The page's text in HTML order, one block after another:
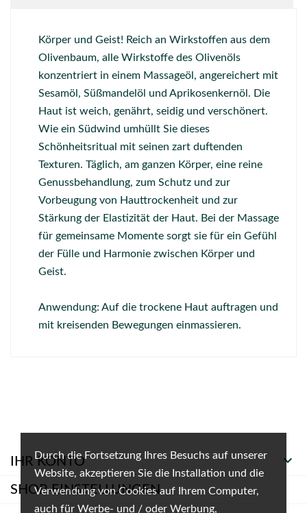
Durch die Fortsetzung Ihres Besuchs auf unserer
Website, akzeptieren Sie die Installation und die
Verwendung von Cookies auf Ihrem Computer,
auch für Werbe- und / oder Werbung,
Körper und Geist! Reich an Wirkstoffen aus dem
Olivenbaum, alle Wirkstoffe des Olivenöls
konzentriert in einem Massageöl, angereichert mit
Sesamöl, Süßmandelöl und Aprikosenkernöl. Die
Haut ist weich, genährt, seidig und verschönert.
Wie ein Südwind umhüllt Sie dieses
Schönheitsritual mit seinen zart duftenden
Texturen. Täglich, am ganzen Körper, eine reine
Genussbehandlung, zum Schutz und zur
Vorbeugung von Hauttrockenheit und zur
Stärkung der Elastizität der Haut. Bei der Massage
für gemeinsame Momente sorgt sie für ein Gefühl
der Fülle und Harmonie zwischen Körper und
Geist.
Anwendung: Auf die trockene Haut auftragen und
mit kreisenden Bewegungen einmassieren.
IHR KONTO 
SHOP-EINSTELLUNGEN